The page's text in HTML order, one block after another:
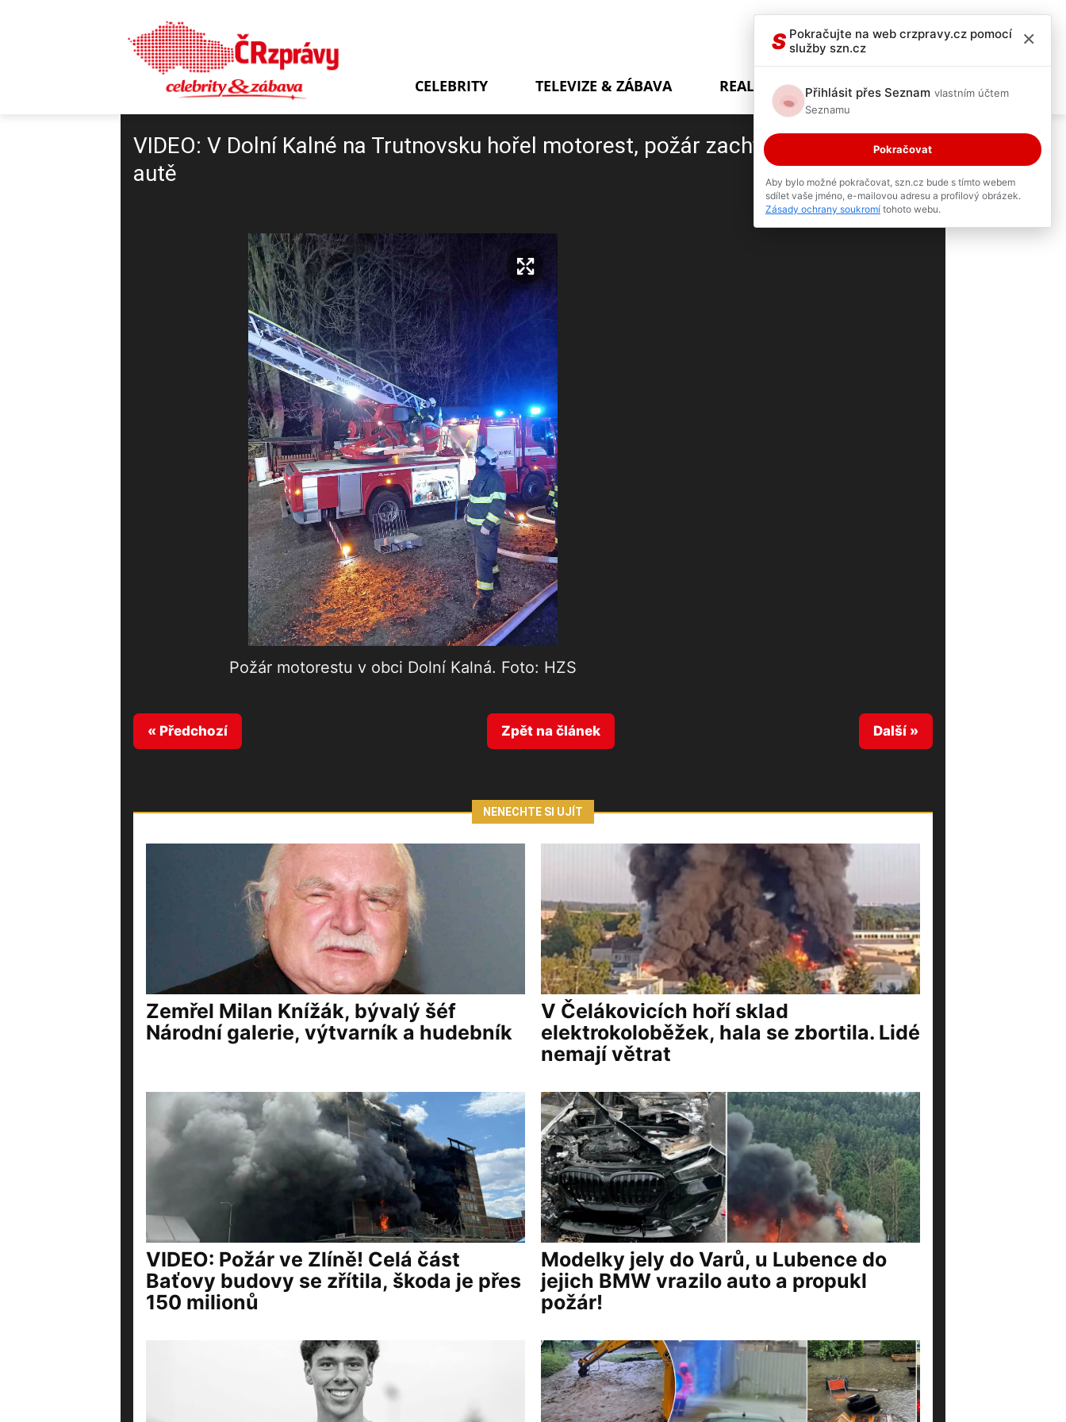
CELEBRITY TELEVIZE & ZÁBAVA REALITY SHOW
VIDEO: V Dolní Kalné na Trutnovsku hořel motorest, požár zachytila kamera v
autě
3 / 4
Požár motorestu v obci Dolní Kalná. Foto: HZS
« Předchozí Zpět na článek Další »
NENECHTE SI UJÍT
Zemřel Milan Knížák, bývalý šéf
Národní galerie, výtvarník a hudebník
V Čelákovicích hoří sklad
elektrokoloběžek, hala se zbortila. Lidé
nemají větrat
VIDEO: Požár ve Zlíně! Celá část
Baťovy budovy se zřítila, škoda je přes
150 milionů
Modelky jely do Varů, u Lubence do
jejich BMW vrazilo auto a propukl
požár!
S Pokračujte na web crzpravy.cz pomocí
služby szn.cz
×
Přihlásit přes Seznam vlastním účtem
Seznamu
Pokračovat
Aby bylo možné pokračovat, szn.cz bude s tímto webem
sdílet vaše jméno, e-mailovou adresu a profilový obrázek.
Zásady ochrany soukromí tohoto webu.